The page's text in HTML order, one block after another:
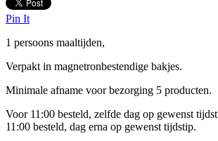
Pin It
1 persoons maaltijden,
Verpakt in magnetronbestendige bakjes.
Minimale afname voor bezorging 5 producten.
Voor 11:00 besteld, zelfde dag op gewenst
11:00 besteld, dag erna op gewenst tijdstip.